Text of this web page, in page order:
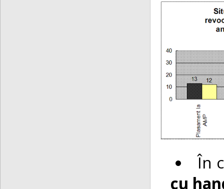
În
cu